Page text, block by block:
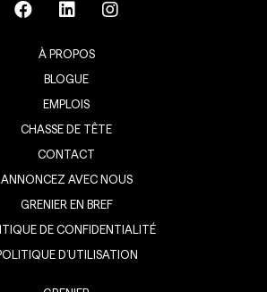
À PROPOS
BLOGUE
EMPLOIS
CHASSE DE TÊTE
CONTACT
ANNONCEZ AVEC NOUS
GRENIER EN BREF
DE CONFIDENTIALITÉ
D’UTILISATION